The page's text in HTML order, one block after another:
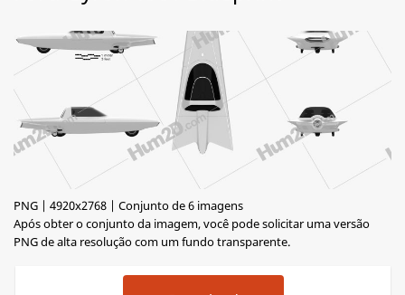
PNG | 4920x2768 | Conjunto de 6 imagens
Após obter o conjunto da imagem, você pode solicitar uma versão
PNG de alta resolução com um fundo transparente.